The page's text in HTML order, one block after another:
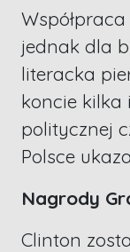
jednak dla
literacka
koncie kilka
politycznej
Polsce
Nagrody
Clinton